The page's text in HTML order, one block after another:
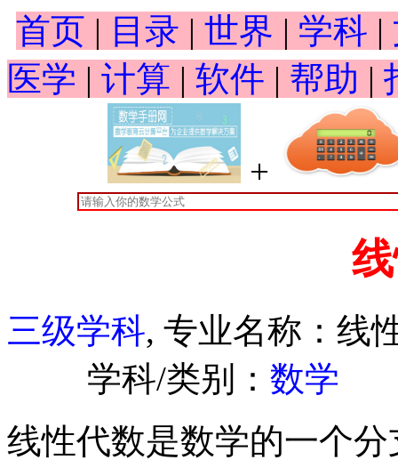
首页 | 目录 | 世界 | 学科 |
医学 | 计算 | 软件 | 帮助 |
+
三级学科, 专业名称：
学科/类别： 数学
线性代数是数学的一个